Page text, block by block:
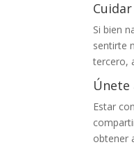
Si bien
sentirte
tercero,
Únete
Estar
obtener